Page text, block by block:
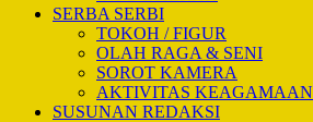
SERBA SERBI
TOKOH / FIGUR
OLAH RAGA & SENI
SOROT KAMERA
AKTIVITAS KEAGAMAAN
SUSUNAN REDAKSI